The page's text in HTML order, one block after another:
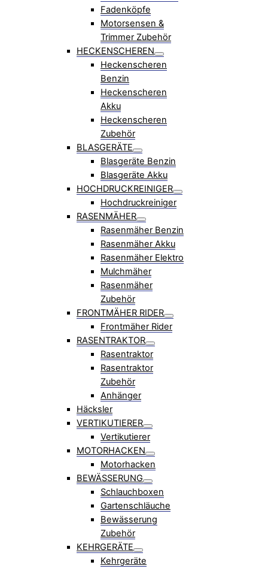
Fadenköpfe
Motorsensen &
Trimmer Zubehör
HECKENSCHEREN
Heckenscheren
Benzin
Heckenscheren
Akku
Heckenscheren
Zubehör
BLASGERÄTE
Blasgeräte Benzin
Blasgeräte Akku
HOCHDRUCKREINIGER
Hochdruckreiniger
RASENMÄHER
Rasenmäher Benzin
Rasenmäher Akku
Rasenmäher Elektro
Mulchmäher
Rasenmäher
Zubehör
FRONTMÄHER RIDER
Frontmäher Rider
RASENTRAKTOR
Rasentraktor
Rasentraktor
Zubehör
Anhänger
Häcksler
VERTIKUTIERER
Vertikutierer
MOTORHACKEN
Motorhacken
BEWÄSSERUNG
Schlauchboxen
Gartenschläuche
Bewässerung
Zubehör
KEHRGERÄTE
Kehrgeräte